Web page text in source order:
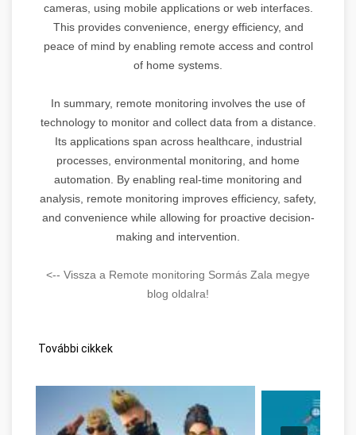
cameras, using mobile applications or web interfaces.
This provides convenience, energy efficiency, and
peace of mind by enabling remote access and control
of home systems.
In summary, remote monitoring involves the use of
technology to monitor and collect data from a distance.
Its applications span across healthcare, industrial
processes, environmental monitoring, and home
automation. By enabling real-time monitoring and
analysis, remote monitoring improves efficiency, safety,
and convenience while allowing for proactive decision-
making and intervention.
<-- Vissza a Remote monitoring Sormás Zala megye
blog oldalra!
További cikkek